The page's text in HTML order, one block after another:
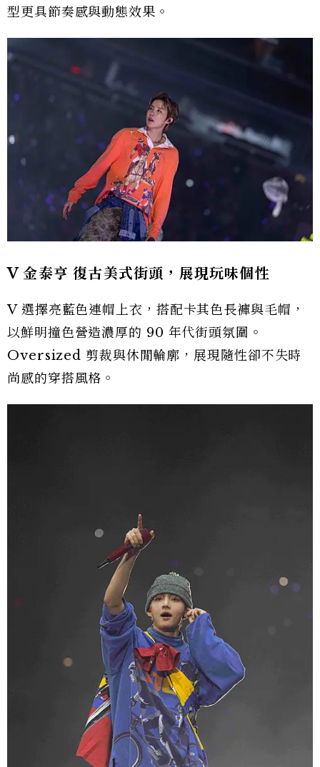
j-hope 鮮豔配色打造風格焦點
j-hope 身穿橘粉色印花上衣，搭配水洗丹寧與腰
舞台風格。寬鬆輪廓與街頭層次穿搭，也讓整體造
V 金泰亨 復古美式街頭，展現玩味個性
V 選擇亮藍色連帽上衣，搭配卡其色長褲與毛帽，
以鮮明撞色營造濃厚的 90 年代街頭氛圍。
Oversized 剪裁與休閒輪廓，展現隨性卻不失時
尚感的穿搭風格。